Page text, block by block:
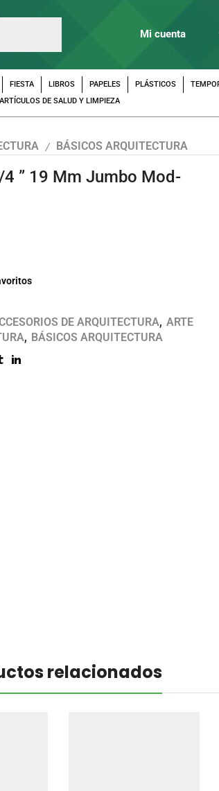
Mi cuenta
FIESTA LIBROS PAPELES PLÁSTICOS
ARTÍCULOS DE SALUD Y LIMPIEZA
/ BÁSICOS ARQUITECTURA
” 19 Mm Jumbo Mod-
DE ARQUITECTURA, ARTE
, BÁSICOS ARQUITECTURA
relacionados